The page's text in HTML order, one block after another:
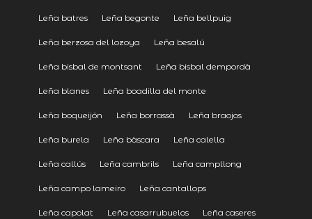
Leña batres Leña begonte Leña bellpuig
Leña berzosa del lozoya Leña besalú
Leña bisbal de montsant Leña bisbal dempordà
Leña blanes Leña boadilla del monte
Leña boqueijón Leña borrassà Leña braojos
Leña burela Leña bàscara Leña calella
Leña callús Leña cambrils Leña campllong
Leña campo lameiro Leña cantallops
Leña capolat Leña casarrubuelos Leña caseres